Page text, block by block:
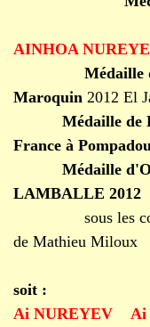
AINHOA
Médaille
Maroquin 2012 El
Médaille de
France à
Médaille
LAMBALLE 2012
sous les
de Mathieu Miloux
soit :
Ai NUREYEV
Ai